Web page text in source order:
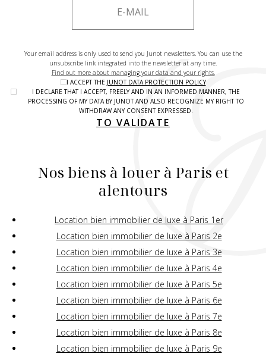
Your email address is only used to send you Junot newsletters. You can use the
unsubscribe link integrated into the newsletter at any time.
Find out more about managing your data and your rights.
I ACCEPT THE JUNOT DATA PROTECTION POLICY
I DECLARE THAT I ACCEPT, FREELY AND IN AN INFORMED MANNER, THE
PROCESSING OF MY DATA BY JUNOT AND ALSO RECOGNIZE MY RIGHT TO
WITHDRAW ANY CONSENT EXPRESSED.
TO VALIDATE
Nos biens à louer à Paris et
alentours
Location bien immobilier de luxe à Paris 1er
Location bien immobilier de luxe à Paris 2e
Location bien immobilier de luxe à Paris 3e
Location bien immobilier de luxe à Paris 4e
Location bien immobilier de luxe à Paris 5e
Location bien immobilier de luxe à Paris 6e
Location bien immobilier de luxe à Paris 7e
Location bien immobilier de luxe à Paris 8e
Location bien immobilier de luxe à Paris 9e